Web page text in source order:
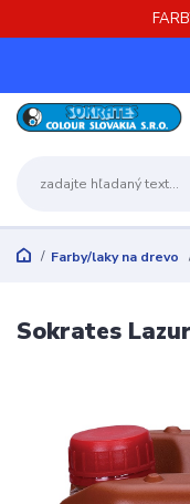
Farby/laky na drevo
Sokrates